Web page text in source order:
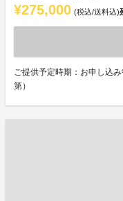
¥275,000 (税込/送料込)
ご提供予定時期：お申し込
第）